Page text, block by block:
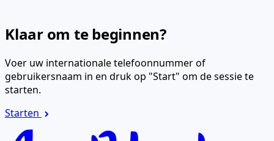
Klaar om te beginnen?
Voer uw internationale telefoonnummer of
gebruikersnaam in en druk op "Start" om de sessie te
starten.
Starten